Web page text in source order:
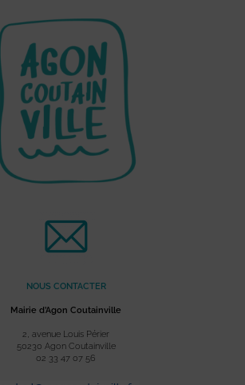
NOUS CONTACTER
Mairie d’Agon Coutainville
2, avenue Louis Périer
50230 Agon Coutainville
02 33 47 07 56